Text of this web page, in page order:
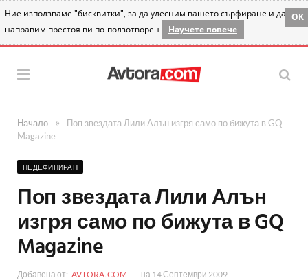
Ние използваме "бисквитки", за да улесним вашето сърфиране и да
направим престоя ви по-ползотворен
Научете повече
OK
Начало »
Поп звездата Лили Алън изгря само по бижута в GQ
Magazine
НЕДЕФИНИРАН
Поп звездата Лили Алън
изгря само по бижута в GQ
Magazine
Добавена от: AVTORA.COM на 14 Септември 2009